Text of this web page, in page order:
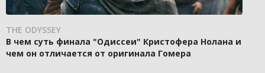
THE ODYSSEY
В чем суть финала "Одиссеи" Кристофера Нолана и
чем он отличается от оригинала Гомера